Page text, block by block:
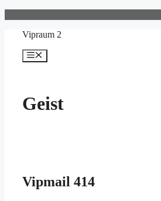
springenVipraum 2
Menü
Geist
Vipmail 414